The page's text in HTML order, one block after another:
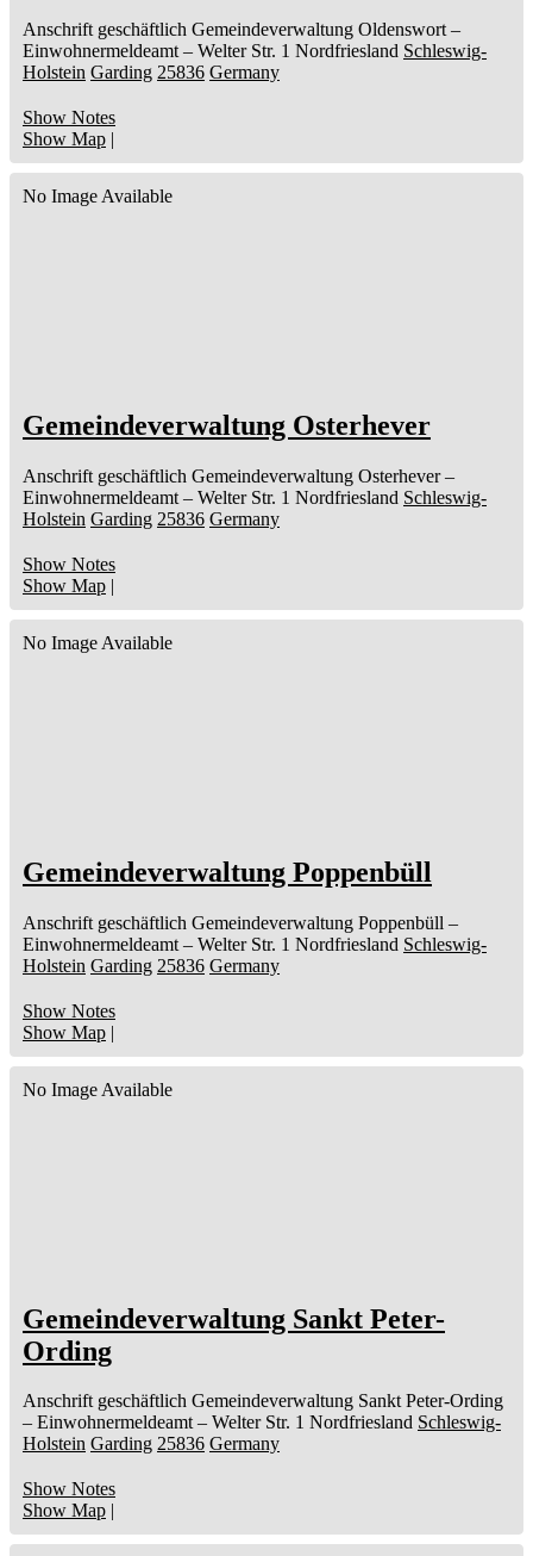
Anschrift geschäftlich Gemeindeverwaltung Oldenswort –
Einwohnermeldeamt – Welter Str. 1 Nordfriesland Schleswig-
Holstein Garding 25836 Germany
Show Notes
Show Map |
No Image Available
Gemeindeverwaltung Osterhever
Anschrift geschäftlich Gemeindeverwaltung Osterhever –
Einwohnermeldeamt – Welter Str. 1 Nordfriesland Schleswig-
Holstein Garding 25836 Germany
Show Notes
Show Map |
No Image Available
Gemeindeverwaltung Poppenbüll
Anschrift geschäftlich Gemeindeverwaltung Poppenbüll –
Einwohnermeldeamt – Welter Str. 1 Nordfriesland Schleswig-
Holstein Garding 25836 Germany
Show Notes
Show Map |
No Image Available
Gemeindeverwaltung Sankt Peter-
Ording
Anschrift geschäftlich Gemeindeverwaltung Sankt Peter-Ording
– Einwohnermeldeamt – Welter Str. 1 Nordfriesland Schleswig-
Holstein Garding 25836 Germany
Show Notes
Show Map